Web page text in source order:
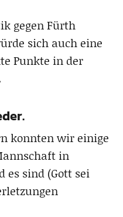
gegen Fürth
sich auch eine
Punkte in der
konnten wir einige
in
es sind (Gott sei